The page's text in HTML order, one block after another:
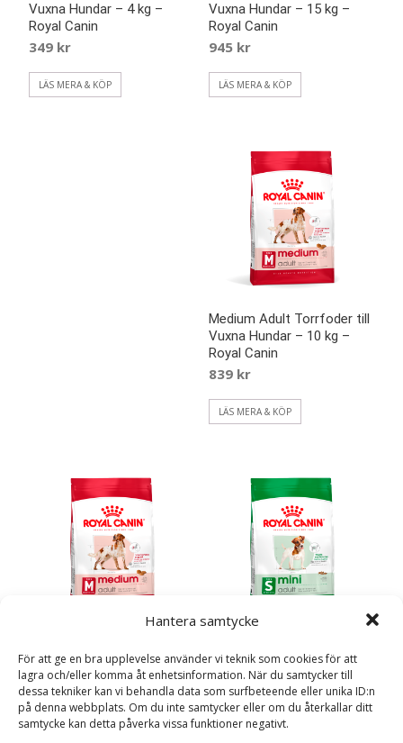
Hantera samtycke
För att ge en bra upplevelse använder vi teknik som cookies för att
lagra och/eller komma åt enhetsinformation. När du samtycker till
dessa tekniker kan vi behandla data som surfbeteende eller unika ID:n
på denna webbplats. Om du inte samtycker eller om du återkallar ditt
samtycke kan detta påverka vissa funktioner negativt.
Vuxna Hundar – 4 kg –
Royal Canin
349 kr
LÄS MERA & KÖP
Vuxna Hundar – 15 kg –
Royal Canin
945 kr
LÄS MERA & KÖP
Medium Adult Torrfoder till
Vuxna Hundar – 10 kg –
Royal Canin
839 kr
LÄS MERA & KÖP
Vuxna Hundar – 4 kg –
Royal Canin
309kr
Vuxna Hundar – 8 kg –
Royal Canin
629kr